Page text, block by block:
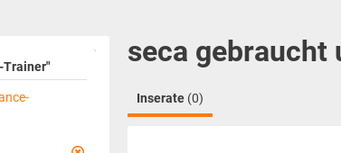
Trainer" seca gebraucht
Inserate (0)